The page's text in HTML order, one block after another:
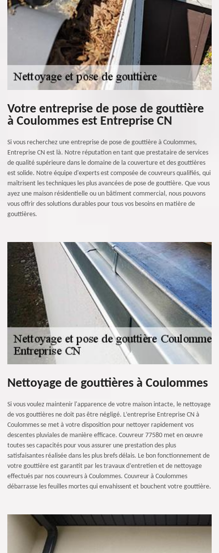
Votre entreprise de pose de gouttière
à Coulommes est Entreprise CN
Si vous recherchez une entreprise de pose de gouttière à Coulommes,
Entreprise CN est là. Notre réputation en tant que prestataire de services
de qualité supérieure dans le domaine de la couverture et des gouttières
est solide. Notre équipe d'experts est composée de couvreurs qualifiés, qui
maîtrisent les techniques les plus avancées de pose de gouttière. Que vous
ayez une maison résidentielle ou un bâtiment commercial, nous pouvons
vous offrir des solutions durables pour tous vos besoins en matière de
gouttières.
Nettoyage de gouttières à Coulommes
Si vous voulez maintenir l'apparence de votre maison intacte, le nettoyage
de vos gouttières ne doit pas être négligé. L’entreprise Entreprise CN à
Coulommes se met à votre disposition pour nettoyer rapidement vos
descentes pluviales de manière efficace. Couvreur 77580 met en œuvre
toutes ses capacités pour vous assurer une prestation des plus
satisfaisantes réalisée dans les plus brefs délais. Le bon fonctionnement de
votre gouttière est garantit par les travaux d’entretien et de nettoyage
effectués par nos couvreurs à Coulommes. Couvreur à Coulommes
débarrasse les feuilles mortes qui envahissent et bouchent votre gouttière.